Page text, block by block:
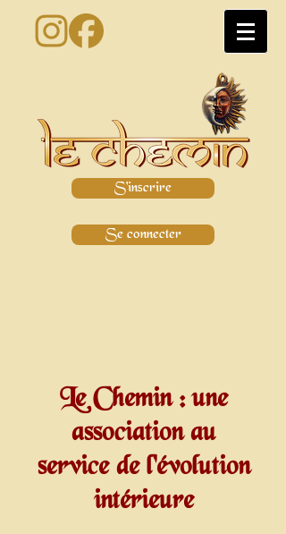
S'inscrire
Se connecter
Le Chemin : une
association au
service de l'évolution
intérieure